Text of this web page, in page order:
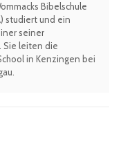
Bibelschule
studiert und ein
seiner
Sie leiten die
in Kenzingen bei